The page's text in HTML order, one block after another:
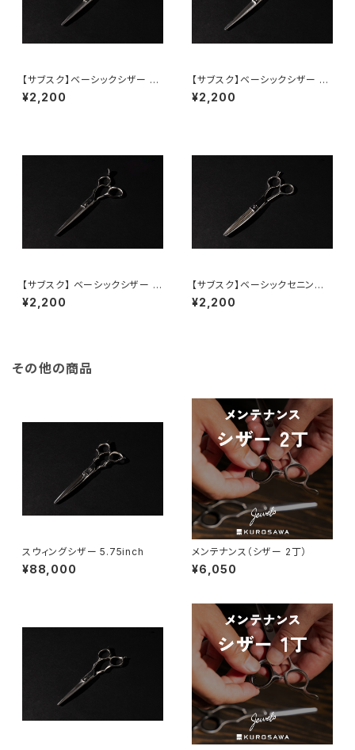
【サブスク】ベーシックシザー 5.
5inch（オフセット）
¥2,200
【サブスク】ベーシックシザー 6.
0inch（メガネ）
¥2,200
【サブスク】 ベーシックシザー 6.
0inch（オフセット）
¥2,200
【サブスク】ベーシックセニング
（25％）
¥2,200
その他の商品
スウィングシザー 5.75inch
¥88,000
メンテナンス（シザー 2丁）
¥6,050